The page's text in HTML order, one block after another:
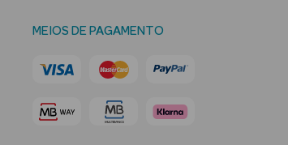
MEIOS DE PAGAMENTO